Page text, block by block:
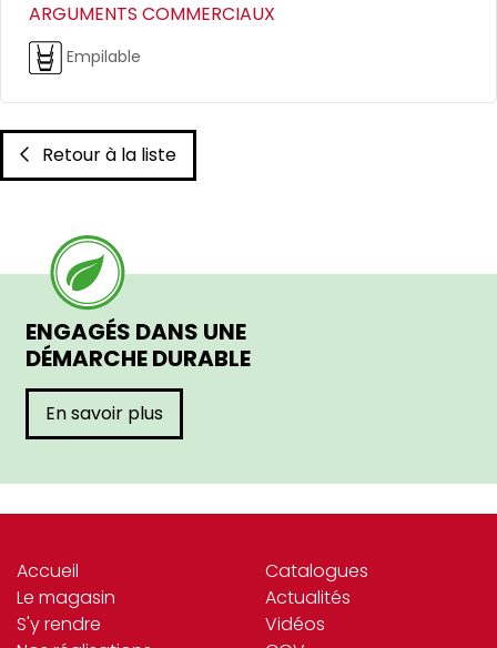
ARGUMENTS COMMERCIAUX
Empilable
Retour à la liste
ENGAGÉS DANS UNE
DÉMARCHE DURABLE
En savoir plus
Accueil
Le magasin
S'y rendre
Catalogues
Actualités
Vidéos